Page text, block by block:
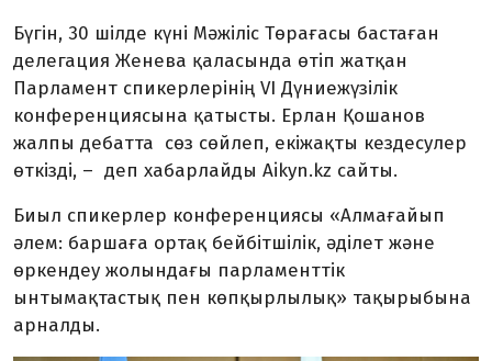
Бүгін, 30 шілде күні Мәжіліс Төрағасы бастаған
делегация Женева қаласында өтіп жатқан
Парламент спикерлерінің VI Дүниежүзілік
конференциясына қатысты. Ерлан Қошанов
жалпы дебатта сөз сөйлеп, екіжақты кездесулер
өткізді, – деп хабарлайды Аikyn.kz сайты.
Биыл спикерлер конференциясы «Алмағайып
әлем: баршаға ортақ бейбітшілік, әділет және
өркендеу жолындағы парламенттік
ынтымақтастық пен көпқырлылық» тақырыбына
арналды.